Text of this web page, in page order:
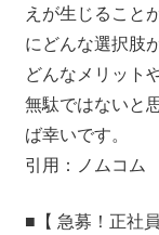
えが生じること
にどんな選択肢
どんなメリット
無駄ではないと
ば幸いです。
引用：ノムコム
■【 急募！正社